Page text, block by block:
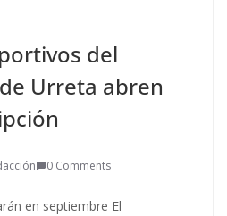
del
Urreta abren
0 Comments
en septiembre El